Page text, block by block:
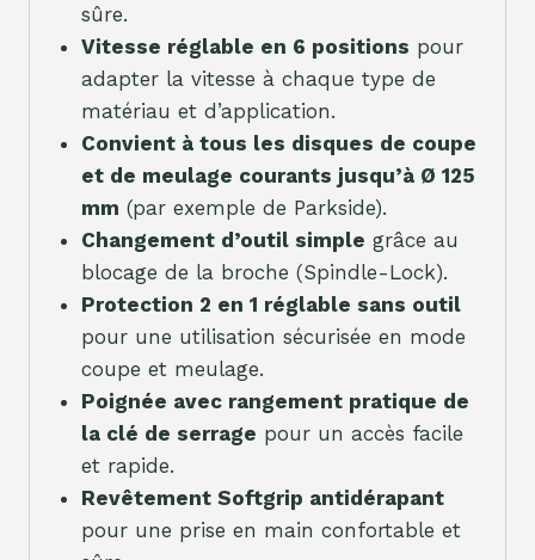
sûre.
Vitesse réglable en 6 positions pour
adapter la vitesse à chaque type de
matériau et d’application.
Convient à tous les disques de coupe
et de meulage courants jusqu’à Ø 125
mm (par exemple de Parkside).
Changement d’outil simple grâce au
blocage de la broche (Spindle-Lock).
Protection 2 en 1 réglable sans outil
pour une utilisation sécurisée en mode
coupe et meulage.
Poignée avec rangement pratique de
la clé de serrage pour un accès facile
et rapide.
Revêtement Softgrip antidérapant
pour une prise en main confortable et